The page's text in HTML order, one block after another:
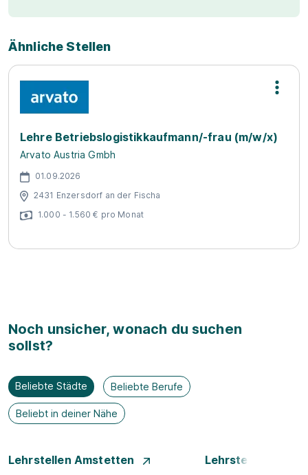
Ähnliche Stellen
Lehre Betriebslogistikkaufmann/-frau (m/w/x)
Arvato Austria Gmbh
01.09.2026
2431 Enzersdorf an der Fischa
1.000 - 1.560 € pro Monat
Noch unsicher, wonach du suchen
sollst?
Beliebte Städte Beliebte Berufe
Beliebt in deiner Nähe
Lehrstellen Amstetten
Lehrstellen